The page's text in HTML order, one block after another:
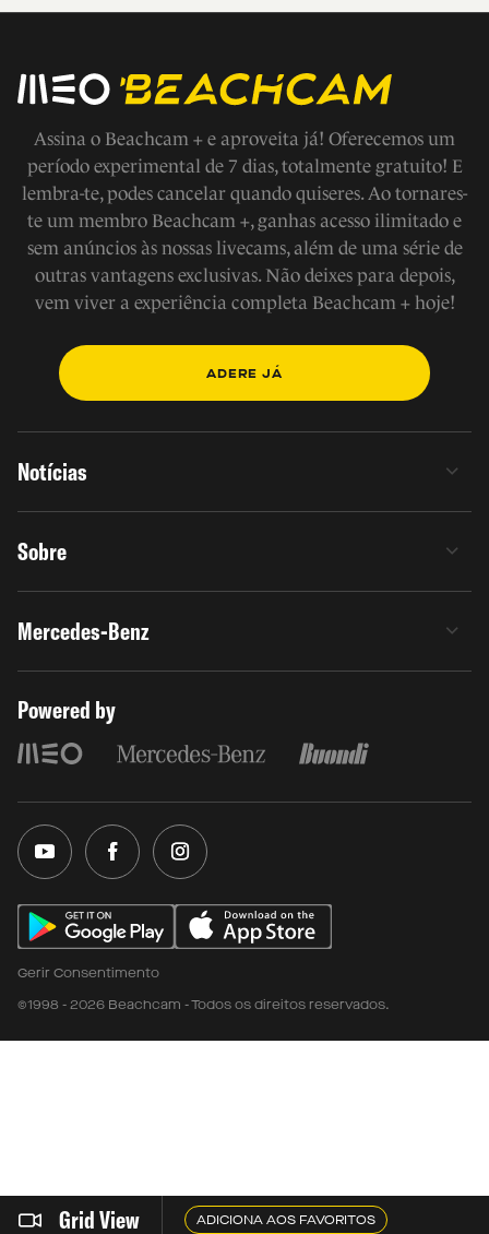
Grid View ADICIONA AOS FAVORITOS
Assina o Beachcam + e aproveita já! Oferecemos um
período experimental de 7 dias, totalmente gratuito! E
lembra-te, podes cancelar quando quiseres. Ao tornares-
te um membro Beachcam +, ganhas acesso ilimitado e
sem anúncios às nossas livecams, além de uma série de
outras vantagens exclusivas. Não deixes para depois,
vem viver a experiência completa Beachcam + hoje!
ADERE JÁ
Notícias
Sobre
Mercedes-Benz
Powered by
Gerir Consentimento
©1998 - 2026 Beachcam - Todos os direitos reservados.